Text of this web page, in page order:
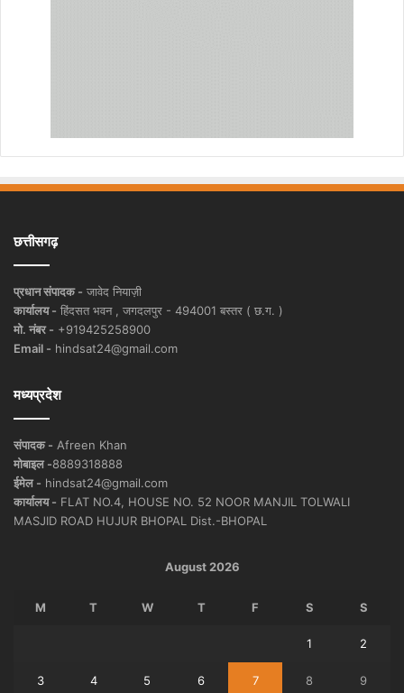
छत्तीसगढ़
प्रधान संपादक - जावेद नियाज़ी
कार्यालय - हिंदसत भवन , जगदलपुर - 494001 बस्तर ( छ.ग. )
मो. नंबर - +919425258900
Email - hindsat24@gmail.com
मध्यप्रदेश
संपादक - Afreen Khan
मोबाइल -8889318888
ईमेल - hindsat24@gmail.com
कार्यालय - FLAT NO.4, HOUSE NO. 52 NOOR MANJIL TOLWALI
MASJID ROAD HUJUR BHOPAL Dist.-BHOPAL
August 2026
M T W T F S S
1 2
3 4 5 6 7 8 9